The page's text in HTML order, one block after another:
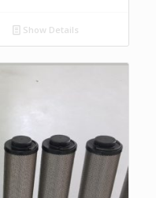
Show Details